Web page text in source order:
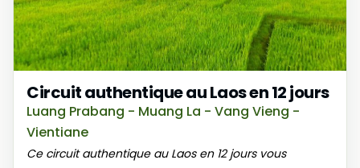
Circuit authentique au Laos en 12 jours
Luang Prabang - Muang La - Vang Vieng -
Vientiane
Ce circuit authentique au Laos en 12 jours vous